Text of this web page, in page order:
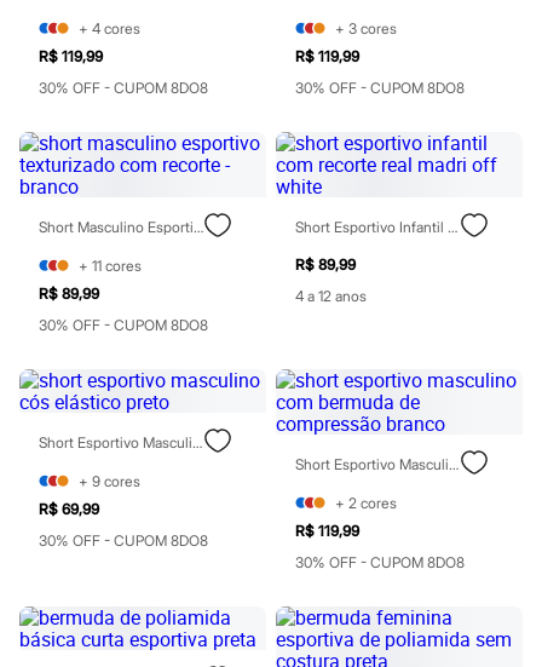
Blusas
Calçados
Leggings
Shorts e Bermudas
Moda íntima
Calcinhas
Cintas e Modeladores
Meias
Pijamas
Moda praia
Biquínis
Saídas de praia
Plus size
Blusas e Camisetas
Casacos e Jaquetas
Moda esportiva
Shorts e Saias
Vestidos
Masculino
Inverno
Novidades
+ 4 cores
R$ 119,99
30% OFF - CUPOM 8DO8
+ 3 cores
R$ 119,99
30% OFF - CUPOM 8DO8
Short Masculino Esportivo Texturizado Com Recorte - Branco
+ 11 cores
R$ 89,99
30% OFF - CUPOM 8DO8
Short Esportivo Infantil Com Recorte Real Madri Off White
R$ 89,99
4 a 12 anos
Short Esportivo Masculino Cós Elástico Preto
+ 9 cores
R$ 69,99
30% OFF - CUPOM 8DO8
Short Esportivo Masculino Com Bermuda De Compressão Branco
+ 2 cores
R$ 119,99
30% OFF - CUPOM 8DO8